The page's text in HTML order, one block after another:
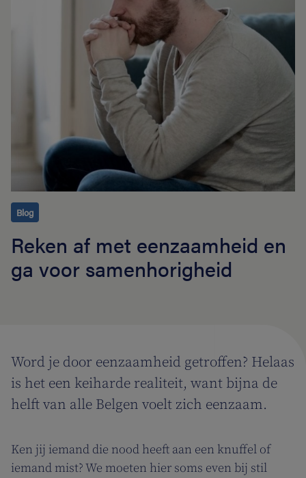
Blog
Reken af met eenzaamheid en
ga voor samenhorigheid
Word je door eenzaamheid getroffen? Helaas
is het een keiharde realiteit, want bijna de
helft van alle Belgen voelt zich eenzaam.
Ken jij iemand die nood heeft aan een knuffel of
iemand mist? We moeten hier soms even bij stil